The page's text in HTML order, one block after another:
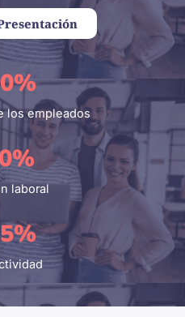
los empleados
laboral